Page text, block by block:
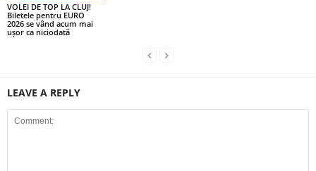
VOLEI DE TOP LA CLUJ!
Biletele pentru EURO
2026 se vând acum mai
ușor ca niciodată
LEAVE A REPLY